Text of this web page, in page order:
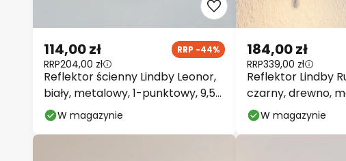
Reflektor ścienny Lindby Leonor,
biały, metalowy, 1-punktowy, 9,5
cm
114,00 zł RRP -44%
RRP204,00 zł
W magazynie
Reflektor Lindby
czarny, drewno,
184,00 zł
RRP339,00 zł
W magazynie